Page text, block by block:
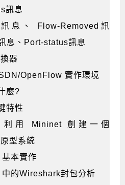
訊息
息、 Flow-Removed訊
息、Port-status訊息
器
OpenFlow 實作環境
麼?
特性
用 Mininet 創建一個
型系統
本實作
的Wireshark封包分析